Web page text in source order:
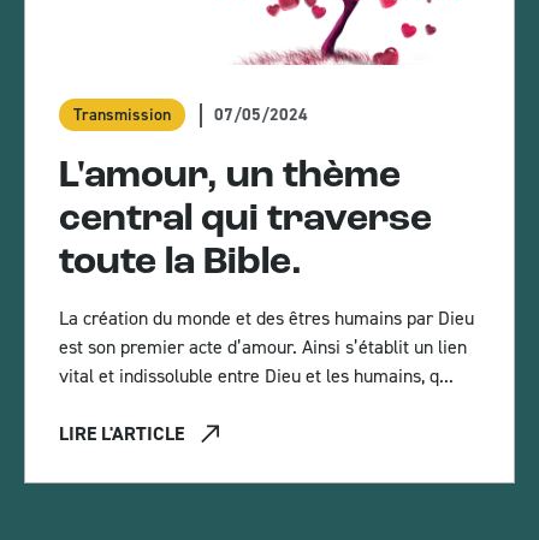
Transmission 07/05/2024
L'amour, un thème
central qui traverse
toute la Bible.
La création du monde et des êtres humains par Dieu
est son premier acte d’amour. Ainsi s’établit un lien
vital et indissoluble entre Dieu et les humains, q...
LIRE L'ARTICLE